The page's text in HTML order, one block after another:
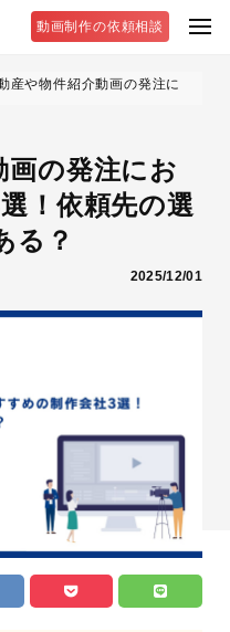
動画制作の依頼相談
産や物件紹介動画の発注におす
画の発注にお
！依頼先の選
る？
2025/12/01